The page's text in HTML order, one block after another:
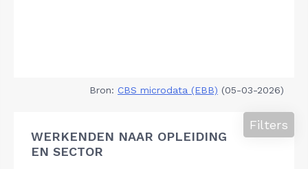
Bron: CBS microdata (EBB) (05-03-2026)
WERKENDEN NAAR OPLEIDING
EN SECTOR
Filters